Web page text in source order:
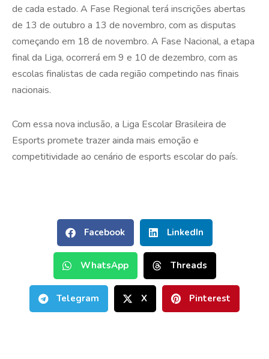
de cada estado. A Fase Regional terá inscrições abertas
de 13 de outubro a 13 de novembro, com as disputas
começando em 18 de novembro. A Fase Nacional, a etapa
final da Liga, ocorrerá em 9 e 10 de dezembro, com as
escolas finalistas de cada região competindo nas finais
nacionais.
Com essa nova inclusão, a Liga Escolar Brasileira de
Esports promete trazer ainda mais emoção e
competitividade ao cenário de esports escolar do país.
Facebook LinkedIn
WhatsApp Threads
Telegram X Pinterest